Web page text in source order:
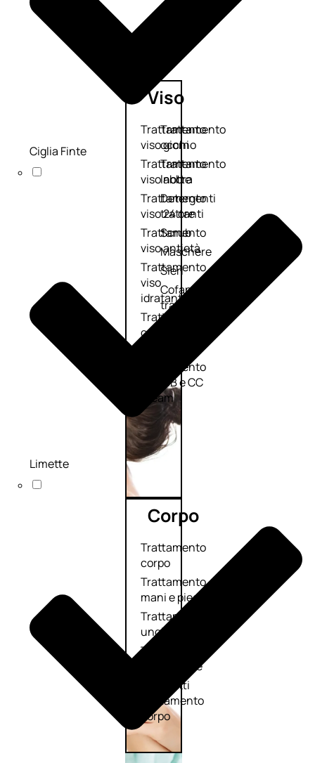
Viso
Trattamento
viso giorno
Trattamento
viso notte
Trattamento
viso 24 ore
Trattamento
viso antietà
Trattamento
viso
idratante
Trattamento
collo e
Trattamento
viso BB e CC
cream
Trattamento
occhi
Trattamento
labbra
Detergenti
trattanti
Scrub
Maschere
Sieri
Cofanetti
trattamento
viso
Corpo
Trattamento
corpo
Trattamento
mani e piedi
Trattamento
unghie
Trattamento
anticellulite
Cofanetti
trattamento
corpo
Ciglia Finte
Limette